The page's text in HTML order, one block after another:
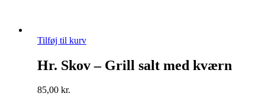
Tilføj til kurv
Hr. Skov – Grill salt med kværn
85,00 kr.